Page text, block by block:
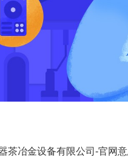
茶冶金设备有限公司-官网